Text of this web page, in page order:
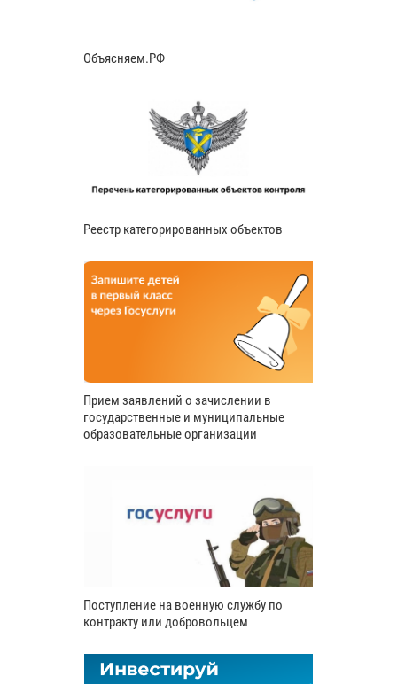
Объясняем.РФ
Реестр категорированных объектов
Прием заявлений о зачислении в
государственные и муниципальные
образовательные организации
Поступление на военную службу по
контракту или добровольцем